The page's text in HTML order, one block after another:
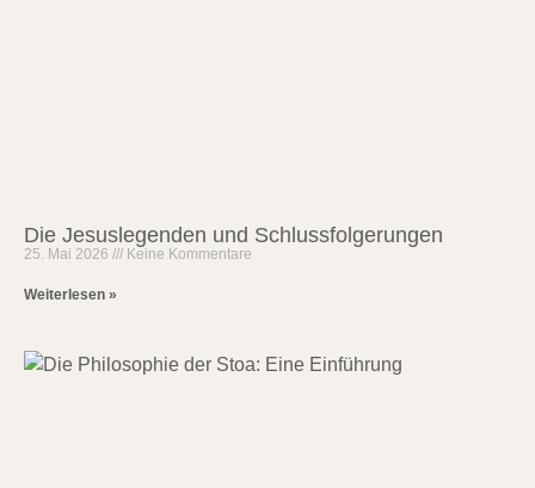
Die Jesuslegenden und Schlussfolgerungen
25. Mai 2026 Keine Kommentare
Weiterlesen »